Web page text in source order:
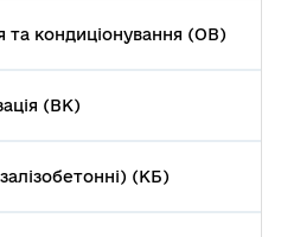
та кондиціонування (ОВ)
(ВК)
(КБ)